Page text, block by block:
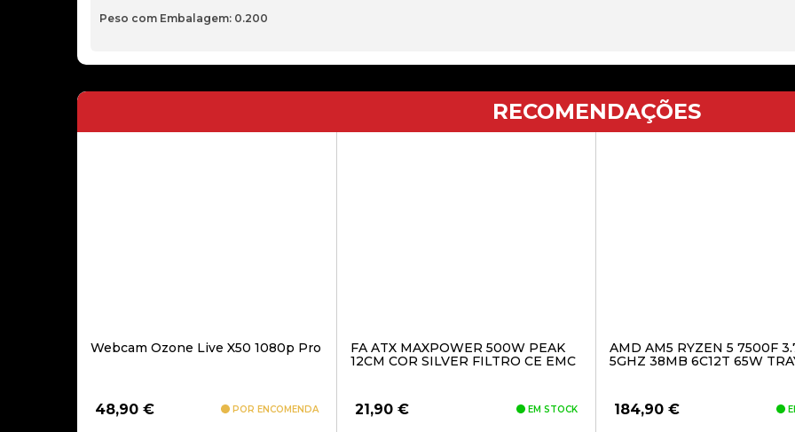
Peso com Embalagem: 0.200
RECOMENDAÇÕES
Webcam Ozone Live X50 1080p Pro
48,90 € POR ENCOMENDA
FA ATX MAXPOWER 500W PEAK
12CM COR SILVER FILTRO CE EMC
21,90 € EM STOCK
AMD AM5 RYZEN 5 7500F
5GHZ 38MB 6C12T 65W
184,90 €